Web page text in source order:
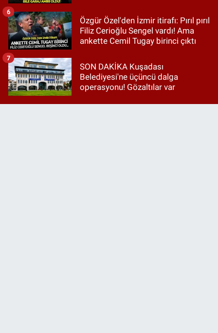
Özgür Özel'den İzmir itirafı: Pırıl pırıl
Filiz Cerioğlu Sengel vardı! Ama
ankette Cemil Tugay birinci çıktı
6
SON DAKİKA Kuşadası
Belediyesi'ne üçüncü dalga
operasyonu! Gözaltılar var
7